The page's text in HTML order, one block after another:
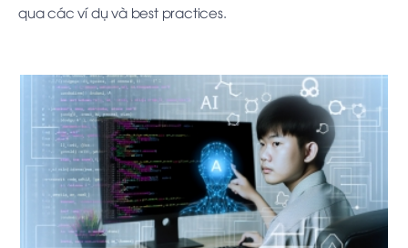
qua các ví dụ và best practices.